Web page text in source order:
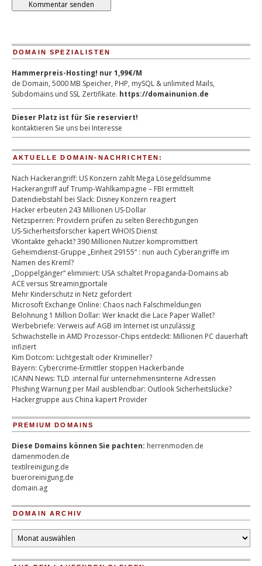
DOMAIN SPEZIALISTEN
Hammerpreis-Hosting! nur 1,99€/M
de Domain, 5000 MB Speicher, PHP, mySQL & unlimited Mails,
Subdomains und SSL Zertifikate. https://domainunion.de
Dieser Platz ist für Sie reserviert!
kontaktieren Sie uns bei Interesse
AKTUELLE DOMAIN-NACHRICHTEN:
Nach Hackerangriff: US Konzern zahlt Mega Lösegeldsumme
Hackerangriff auf Trump-Wahlkampagne – FBI ermittelt
Datendiebstahl bei Slack: Disney Konzern reagiert
Hacker erbeuten 243 Millionen US-Dollar
Netzsperren: Providern prüfen zu selten Berechtigungen
US-Sicherheitsforscher kapert WHOIS Dienst
VKontakte gehackt? 390 Millionen Nutzer kompromittiert
Geheimdienst-Gruppe „Einheit 29155“ : nun auch Cyberangriffe im
Namen des Kreml?
„Doppelgänger“ eliminiert: USA schaltet Propaganda-Domains ab
ACE versus Streamingportale
Mehr Kinderschutz in Netz gefordert
Microsoft Exchange Online: Chaos nach Falschmeldungen
Belohnung 1 Million Dollar: Wer knackt die Lace Paper Wallet?
Werbebriefe: Verweis auf AGB im Internet ist unzulässig
Schwachstelle in AMD Prozessor-Chips entdeckt: Millionen PC dauerhaft
infiziert
Kim Dotcom: Lichtgestalt oder Krimineller?
Bayern: Cybercrime-Ermittler stoppen Hackerbande
ICANN News: TLD .internal für unternehmensinterne Adressen
Phishing Warnung per Mail ausblendbar: Outlook Sicherheitslücke?
Hackergruppe aus China kapert Provider
PREMIUM DOMAINS
Diese Domains können Sie pachten: herrenmoden.de
damenmoden.de
textilreinigung.de
bueroreinigung.de
domain.ag
DOMAIN ARCHIV
Domain
Archiv